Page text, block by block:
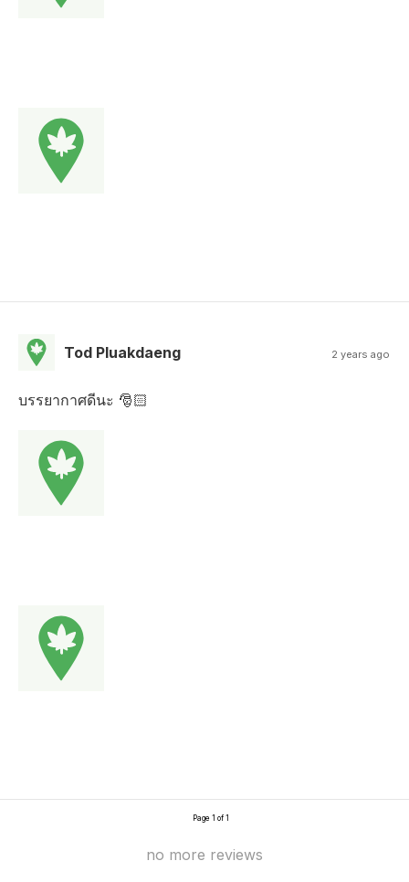
Tod Pluakdaeng 2 years ago
บรรยากาศดีนะ 🎅🏻
Page 1 of 1
no more reviews